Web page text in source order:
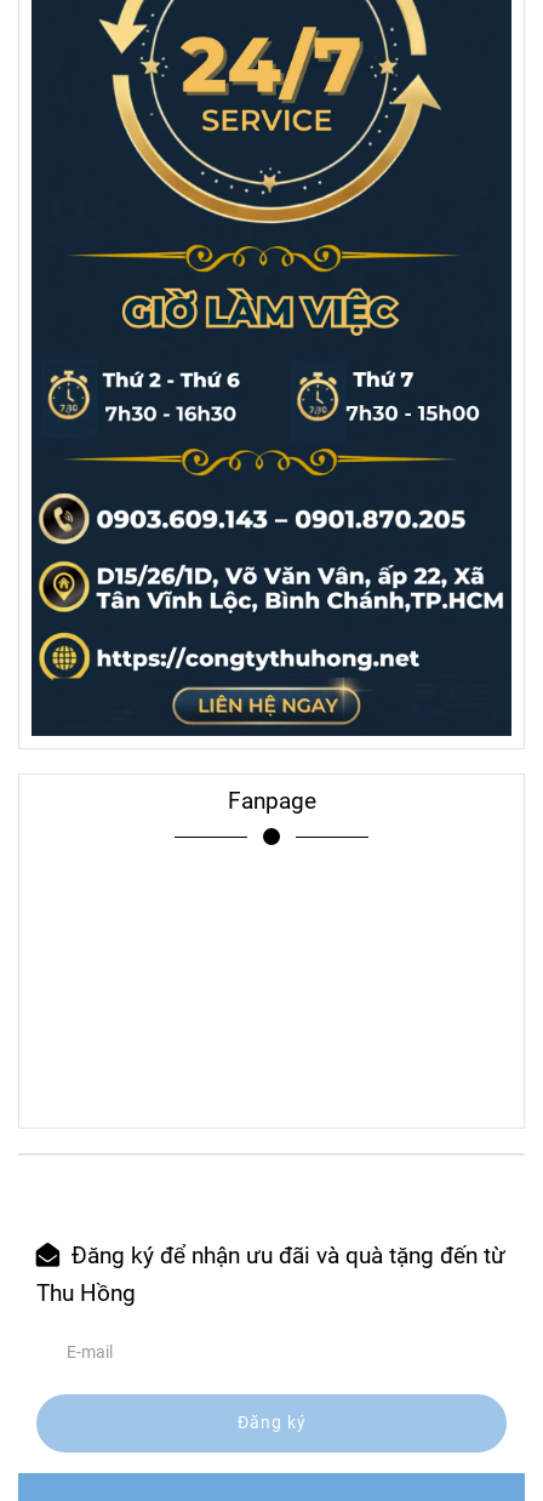
Fanpage
Đăng ký để nhận ưu đãi và quà tặng đến từ
Thu Hồng
Đăng ký